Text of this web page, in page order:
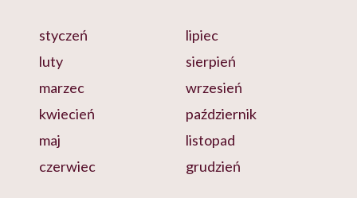
styczeń
luty
marzec
kwiecień
maj
czerwiec
lipiec
sierpień
wrzesień
październik
listopad
grudzień